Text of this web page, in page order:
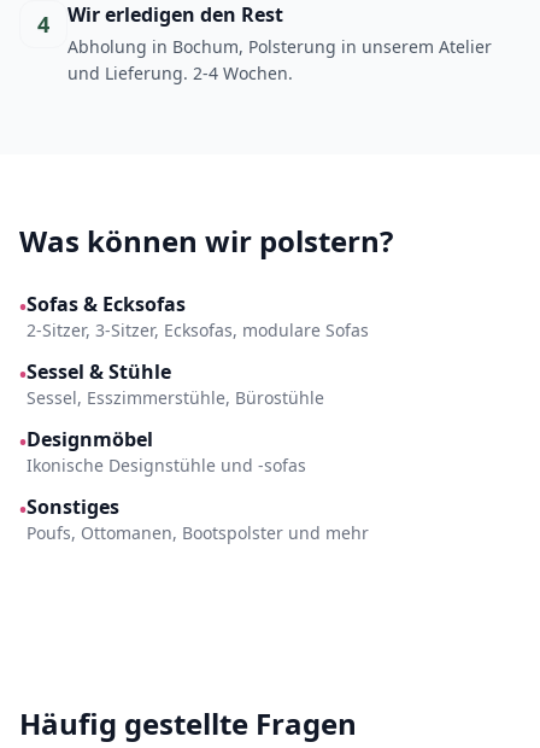
4 Wir erledigen den Rest
Abholung in Bochum, Polsterung in unserem Atelier
und Lieferung. 2-4 Wochen.
Was können wir polstern?
•Sofas & Ecksofas
2-Sitzer, 3-Sitzer, Ecksofas, modulare Sofas
•Sessel & Stühle
Sessel, Esszimmerstühle, Bürostühle
•Designmöbel
Ikonische Designstühle und -sofas
•Sonstiges
Poufs, Ottomanen, Bootspolster und mehr
Häufig gestellte Fragen